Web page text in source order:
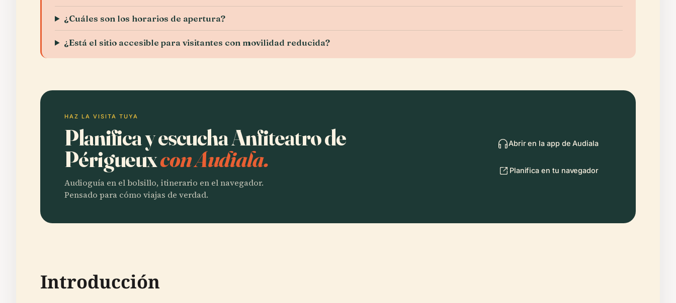
¿Cuáles son los horarios de apertura?
¿Está el sitio accesible para visitantes con movilidad reducida?
HAZ LA VISITA TUYA
Planifica y escucha Anfiteatro de
Périgueuxcon Audiala.
Audioguía en el bolsillo, itinerario en el navegador.
Pensado para cómo viajas de verdad.
Abrir en la app de Audiala
Planifica en tu navegador
Introducción